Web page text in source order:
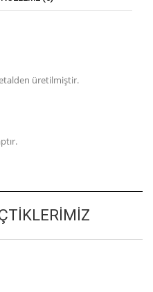
üretilmiştir.